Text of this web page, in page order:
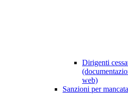
Dirigenti
web)
Sanzioni per